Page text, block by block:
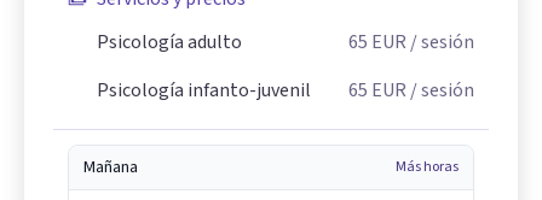
Psicología adulto
65 EUR / sesión
Psicología infanto-juvenil
65 EUR / sesión
Mañana Más horas